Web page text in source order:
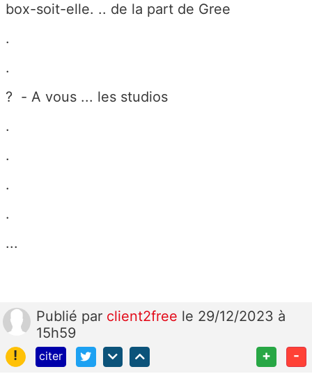
box-soit-elle. .. de la part de Gree
.
.
? - A vous ... les studios
.
.
.
.
...
Publié par client2free le 29/12/2023 à
15h59
!
citer + -